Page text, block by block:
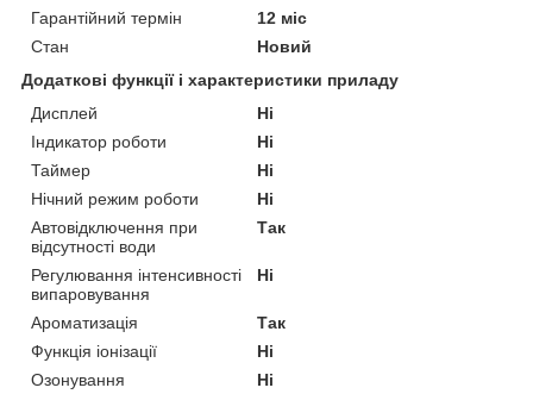
Гарантійний термін
12 міс
Стан
Новий
Додаткові функції і характеристики приладу
Дисплей
Ні
Індикатор роботи
Ні
Таймер
Ні
Нічний режим роботи
Ні
Автовідключення при
відсутності води
Так
Регулювання інтенсивності
випаровування
Ні
Ароматизація
Так
Функція іонізації
Ні
Озонування
Ні